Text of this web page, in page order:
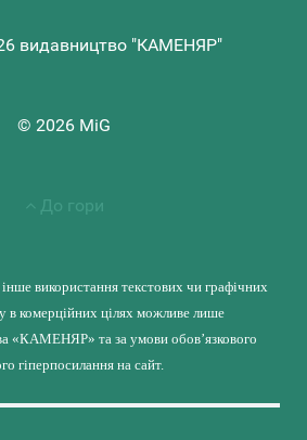
видавництво "КАМЕНЯР"
© 2026 MiG
До гори
використання текстових чи графічних
в комерційних цілях можливе лише
«КАМЕНЯР» та за умови обов’язкового
гіперпосилання на сайт.